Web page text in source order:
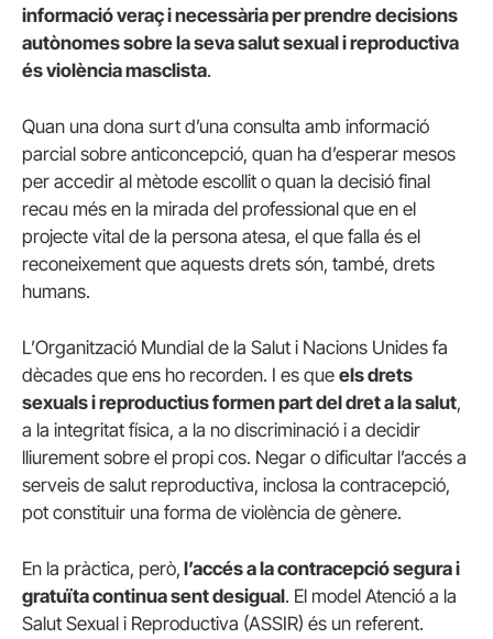
informació veraç i necessària per prendre decisions
autònomes sobre la seva salut sexual i reproductiva
és violència masclista.
Quan una dona surt d’una consulta amb informació
parcial sobre anticoncepció, quan ha d’esperar mesos
per accedir al mètode escollit o quan la decisió final
recau més en la mirada del professional que en el
projecte vital de la persona atesa, el que falla és el
reconeixement que aquests drets són, també, drets
humans.
L’Organització Mundial de la Salut i Nacions Unides fa
dècades que ens ho recorden. I es que els drets
sexuals i reproductius formen part del dret a la salut,
a la integritat física, a la no discriminació i a decidir
lliurement sobre el propi cos. Negar o dificultar l’accés a
serveis de salut reproductiva, inclosa la contracepció,
pot constituir una forma de violència de gènere.
En la pràctica, però, l’accés a la contracepció segura i
gratuïta continua sent desigual. El model Atenció a la
Salut Sexual i Reproductiva (ASSIR) és un referent.